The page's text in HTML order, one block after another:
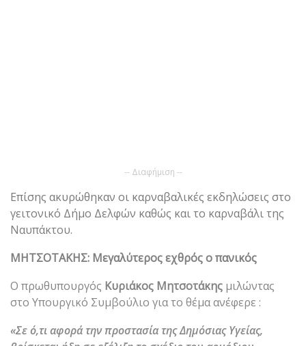
-- Διαφήμιση --
Επίσης ακυρώθηκαν οι καρναβαλικές εκδηλώσεις στο
γειτονικό Δήμο Δελφών καθώς και το καρναβάλι της
Ναυπάκτου.
ΜΗΤΣΟΤΑΚΗΣ: Μεγαλύτερος εχθρός ο πανικός
Ο πρωθυπουργός Κυριάκος Μητσοτάκης μιλώντας
στο Υπουργικό Συμβούλιο για το θέμα ανέφερε :
«Σε ό,τι αφορά την προστασία της Δημόσιας Υγείας,